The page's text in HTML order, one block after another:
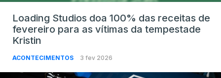
Loading Studios doa 100% das receitas de
fevereiro para as vítimas da tempestade
Kristin
ACONTECIMENTOS 3 fev 2026